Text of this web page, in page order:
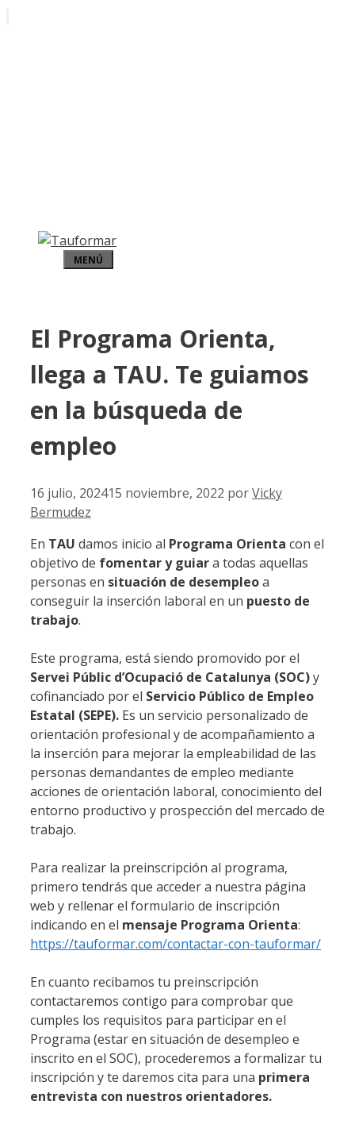
MENÚ
El Programa Orienta,
llega a TAU. Te guiamos
en la búsqueda de
empleo
16 julio, 202415 noviembre, 2022 porVicky
Bermudez
En TAU damos inicio al Programa Orienta con el
objetivo de fomentar y guiara todas aquellas
personas en situación de desempleoa
conseguir la inserción laboral en un puesto de
trabajo.
Este programa, está siendo promovido por el
Servei Públic d’Ocupació de Catalunya (SOC)y
cofinanciado por el Servicio Público de Empleo
Estatal (SEPE). Es un servicio personalizado de
orientación profesional y de acompañamiento a
la inserción para mejorar la empleabilidad de las
personas demandantes de empleo mediante
acciones de orientación laboral, conocimiento del
entorno productivo y prospección del mercado de
trabajo.
Para realizar la preinscripción al programa,
primero tendrás que acceder a nuestra página
web y rellenar el formulario de inscripción
indicando en el mensaje Programa Orienta:
https://tauformar.com/contactar-con-tauformar/
En cuanto recibamos tu preinscripción
contactaremos contigo para comprobar que
cumples los requisitos para participar en el
Programa (estar en situación de desempleo e
inscrito en el SOC), procederemos a formalizar tu
inscripción y te daremos cita para una primera
entrevista con nuestros orientadores.